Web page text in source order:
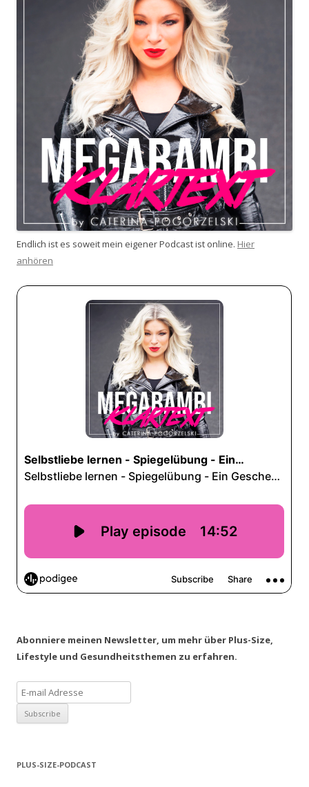
Endlich ist es soweit mein eigener Podcast ist online. Hier
anhören
Abonniere meinen Newsletter, um mehr über Plus-Size,
Lifestyle und Gesundheitsthemen zu erfahren.
PLUS-SIZE-PODCAST